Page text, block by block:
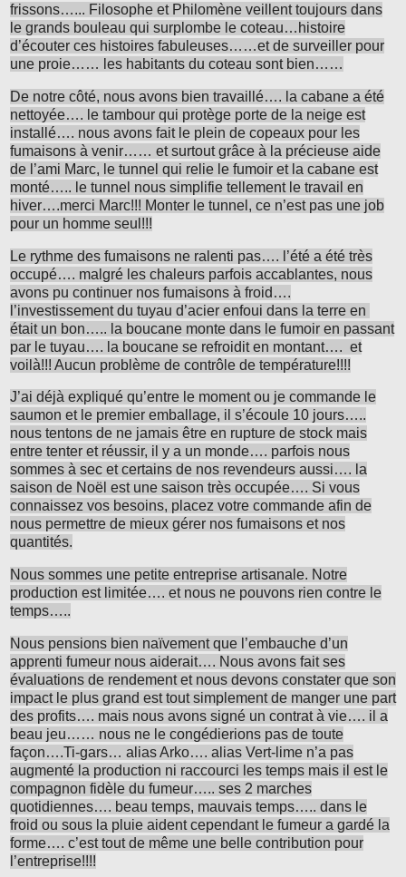
frissons…... Filosophe et Philomène veillent toujours dans
le grands bouleau qui surplombe le coteau…histoire
d’écouter ces histoires fabuleuses……et de surveiller pour
une proie…… les habitants du coteau sont bien……
De notre côté, nous avons bien travaillé…. la cabane a été
nettoyée…. le tambour qui protège porte de la neige est
installé…. nous avons fait le plein de copeaux pour les
fumaisons à venir…… et surtout grâce à la précieuse aide
de l’ami Marc, le tunnel qui relie le fumoir et la cabane est
monté….. le tunnel nous simplifie tellement le travail en
hiver….merci Marc!!! Monter le tunnel, ce n’est pas une job
pour un homme seul!!!
Le rythme des fumaisons ne ralenti pas…. l’été a été très
occupé…. malgré les chaleurs parfois accablantes, nous
avons pu continuer nos fumaisons à froid….
l’investissement du tuyau d’acier enfoui dans la terre en
était un bon….. la boucane monte dans le fumoir en passant
par le tuyau…. la boucane se refroidit en montant…. et
voilà!!! Aucun problème de contrôle de température!!!!
J’ai déjà expliqué qu’entre le moment ou je commande le
saumon et le premier emballage, il s’écoule 10 jours…..
nous tentons de ne jamais être en rupture de stock mais
entre tenter et réussir, il y a un monde…. parfois nous
sommes à sec et certains de nos revendeurs aussi…. la
saison de Noël est une saison très occupée…. Si vous
connaissez vos besoins, placez votre commande afin de
nous permettre de mieux gérer nos fumaisons et nos
quantités.
Nous sommes une petite entreprise artisanale. Notre
production est limitée…. et nous ne pouvons rien contre le
temps…..
Nous pensions bien naïvement que l’embauche d’un
apprenti fumeur nous aiderait…. Nous avons fait ses
évaluations de rendement et nous devons constater que son
impact le plus grand est tout simplement de manger une part
des profits…. mais nous avons signé un contrat à vie…. il a
beau jeu…… nous ne le congédierions pas de toute
façon….Ti-gars… alias Arko…. alias Vert-lime n’a pas
augmenté la production ni raccourci les temps mais il est le
compagnon fidèle du fumeur….. ses 2 marches
quotidiennes…. beau temps, mauvais temps….. dans le
froid ou sous la pluie aident cependant le fumeur a gardé la
forme…. c’est tout de même une belle contribution pour
l’entreprise!!!!